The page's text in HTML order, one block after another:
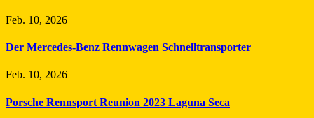
Feb. 10, 2026
Der Mercedes-Benz Rennwagen Schnelltransporter
Feb. 10, 2026
Porsche Rennsport Reunion 2023 Laguna Seca